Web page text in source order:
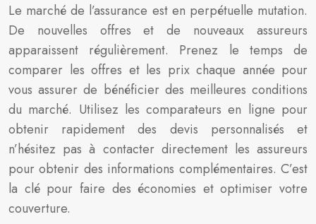
Le marché de l’assurance est en perpétuelle mutation.
De nouvelles offres et de nouveaux assureurs
apparaissent régulièrement. Prenez le temps de
comparer les offres et les prix chaque année pour
vous assurer de bénéficier des meilleures conditions
du marché. Utilisez les comparateurs en ligne pour
obtenir rapidement des devis personnalisés et
n’hésitez pas à contacter directement les assureurs
pour obtenir des informations complémentaires. C’est
la clé pour faire des économies et optimiser votre
couverture.